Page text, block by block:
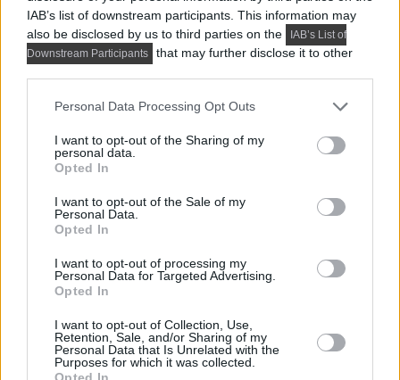
IAB’s list of downstream participants. This information may
also be disclosed by us to third parties on the
IAB’s List of
Downstream Participants
that may further disclose it to other
Please note that this website/app uses one or more Google
not limited to your visit or usage behaviour. You may click to
grant or deny consent to Google and its third-party tags to
use your data for below specified purposes in below Google
consent section.
Personal Data Processing Opt Outs
I want to opt-out of the Sharing of my
personal data.
Opted In
I want to opt-out of the Sale of my
Personal Data.
Opted In
I want to opt-out of processing my
Personal Data for Targeted Advertising.
Opted In
I want to opt-out of Collection, Use,
Retention, Sale, and/or Sharing of my
Personal Data that Is Unrelated with the
Purposes for which it was collected.
Opted In
5 látványos hálószobai megoldás,
amelyet később könnyű megbánni
TOVÁBBIAK BETÖLTÉSE